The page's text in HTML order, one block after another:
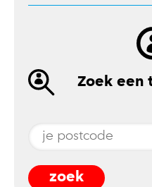
Zoek een